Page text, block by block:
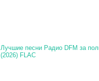
Лучшие песни Радио DFM за
(2026) FLAC